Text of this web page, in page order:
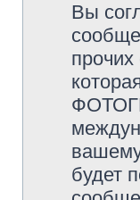
Вы
будет